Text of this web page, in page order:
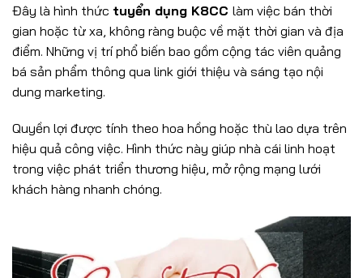
Đây là hình thức tuyển dụng K8CC làm việc bán thời
gian hoặc từ xa, không ràng buộc về mặt thời gian và địa
điểm. Những vị trí phổ biến bao gồm cộng tác viên quảng
bá sản phẩm thông qua link giới thiệu và sáng tạo nội
dung marketing.
Quyền lợi được tính theo hoa hồng hoặc thù lao dựa trên
hiệu quả công việc. Hình thức này giúp nhà cái linh hoạt
trong việc phát triển thương hiệu, mở rộng mạng lưới
khách hàng nhanh chóng.